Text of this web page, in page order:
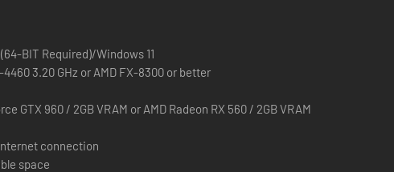
BIT Required)/Windows 11
3.20 GHz or AMD FX-8300 or better
GTX 960 / 2GB VRAM or AMD Radeon RX 560 / 2GB VRAM
connection
space